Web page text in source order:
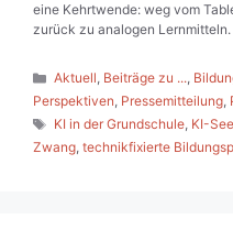
eine Kehrtwende: weg vom
zurück zu analogen Lernmitteln.
Kategorien
Aktuell, Beiträge zu ...,
Perspektiven, Pressemitteilung,
Schlagwörter
KI in der Grundschule, KI-
Zwang, technikfixierte